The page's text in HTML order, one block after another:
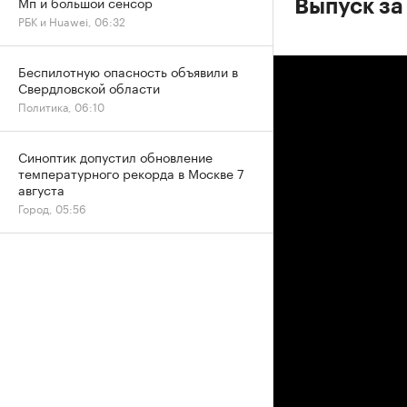
Выпуск
РБК и Huawei, 06:32
Беспилотную опасность объявили в
Свердловской области
Политика, 06:10
Синоптик допустил обновление
температурного рекорда в Москве 7
августа
Город, 05:56